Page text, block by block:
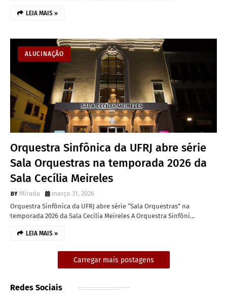
LEIA MAIS »
ALUCINAÇÃO
Orquestra Sinfônica da UFRJ abre série
Sala Orquestras na temporada 2026 da
Sala Cecília Meireles
Mirada
março 31, 2026
Orquestra Sinfônica da UFRJ abre série “Sala Orquestras” na
temporada 2026 da Sala Cecília Meireles A Orquestra Sinfôni…
LEIA MAIS »
Carregar mais postagens
Redes Sociais